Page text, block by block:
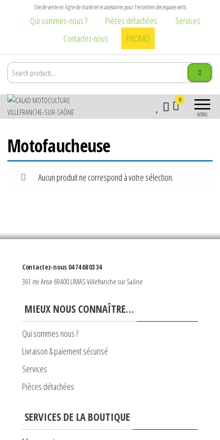
Site de vente en ligne de matériel et accessoires pour l’entretien des espaces verts
Qui sommes-nous ? Pièces détachées
Services
Contactez-nous
PROMO
Motoculture
sur-Saône
l\'entretien des
tondeuse,
tronçonneuse,
débroussailleuse,
broyeur,
MENU
0
Motofaucheuse
Aucun produit ne correspond à votre sélection.
Contactez-nous 04 74 68 03 34
361 rte Anse 69400 LIMAS Villefranche sur Saône
MIEUX NOUS CONNAÎTRE…
Qui sommes nous ?
Livraison & paiement sécurisé
Services
Pièces détachées
SERVICES DE LA BOUTIQUE